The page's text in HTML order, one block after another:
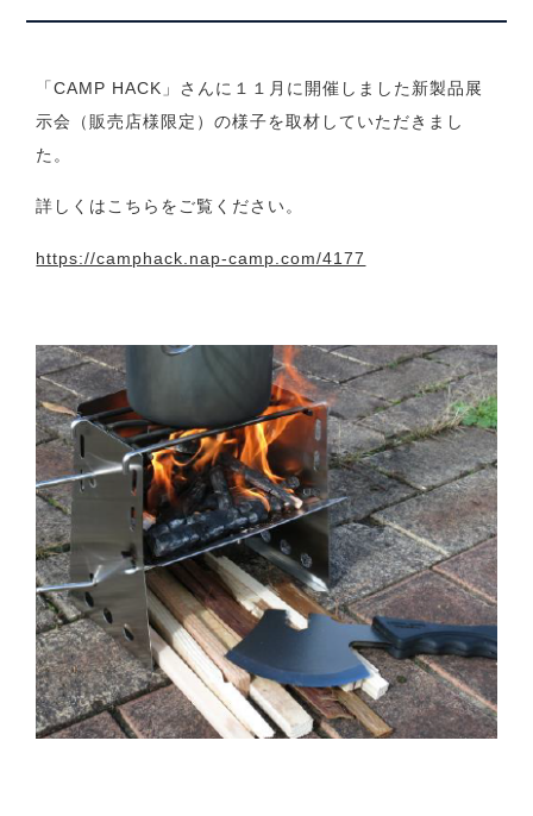
「CAMP HACK」さんに１１月に開催しました新製品展
示会（販売店様限定）の様子を取材していただきまし
た。
詳しくはこちらをご覧ください。
https://camphack.nap-camp.com/4177